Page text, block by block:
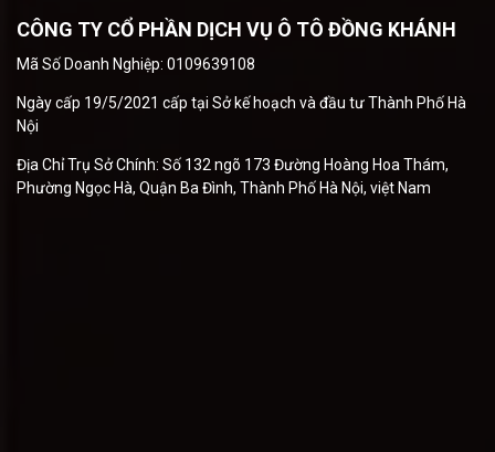
CÔNG TY CỔ PHẦN DỊCH VỤ Ô TÔ ĐỒNG KHÁNH
Mã Số Doanh Nghiệp: 0109639108
Ngày cấp 19/5/2021 cấp tại Sở kế hoạch và đầu tư Thành Phố Hà
Nội
Địa Chỉ Trụ Sở Chính: Số 132 ngõ 173 Đường Hoàng Hoa Thám,
Phường Ngọc Hà, Quận Ba Đình, Thành Phố Hà Nội, việt Nam